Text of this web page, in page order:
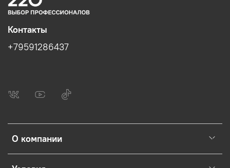
О компании
Контакты
+79591286437